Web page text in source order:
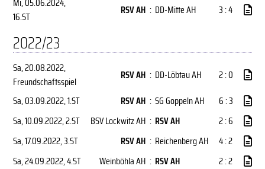
16.ST
RSV AH : DD-Mitte AH 3 : 4
2022/23
Sa, 20.08.2022,
Freundschaftsspiel
RSV AH : DD-Löbtau AH
2 : 0
Sa, 03.09.2022, 1.ST RSV AH : SG Goppeln AH
6 : 3
Sa, 10.09.2022, 2.ST BSV Lockwitz AH : RSV AH
2 : 6
Sa, 17.09.2022, 3.ST RSV AH : Reichenberg AH
4 : 2
Sa, 24.09.2022, 4.ST Weinböhla AH : RSV AH
2 : 2